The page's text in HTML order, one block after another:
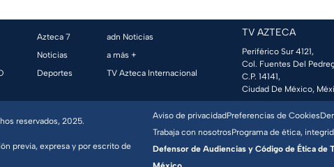
Azteca 7
Noticias
Deportes
adn Noticias
a más +
TV Azteca Internacional
TV AZTECA
Periférico Sur 4121,
Col. Fuentes Del
C.P. 14141,
Ciudad De México,
reservados, 2025.
previa, expresa y por escrito de
Aviso de privacidadPreferencias de Cookies
Trabaja con nosotrosPrograma de ética,
Defensor de Audiencias y Código de Ética de